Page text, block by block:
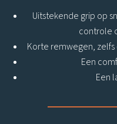
Uitstekende grip op
controle
Korte remwegen,
Een
Een